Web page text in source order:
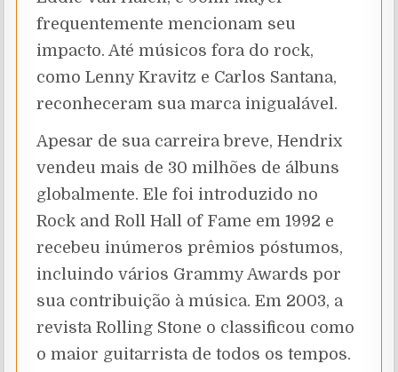
frequentemente mencionam seu
impacto. Até músicos fora do rock,
como Lenny Kravitz e Carlos Santana,
reconheceram sua marca inigualável.
Apesar de sua carreira breve, Hendrix
vendeu mais de 30 milhões de álbuns
globalmente. Ele foi introduzido no
Rock and Roll Hall of Fame em 1992 e
recebeu inúmeros prêmios póstumos,
incluindo vários Grammy Awards por
sua contribuição à música. Em 2003, a
revista Rolling Stone o classificou como
o maior guitarrista de todos os tempos.